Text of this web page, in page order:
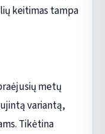
keitimas tampa
metų
variantą,
Tikėtina